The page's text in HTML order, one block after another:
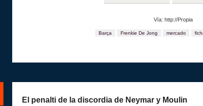
Vía: http://Propia
Barça Frenkie De Jong mercado
El penalti de la discordia de Neymar y Moulin